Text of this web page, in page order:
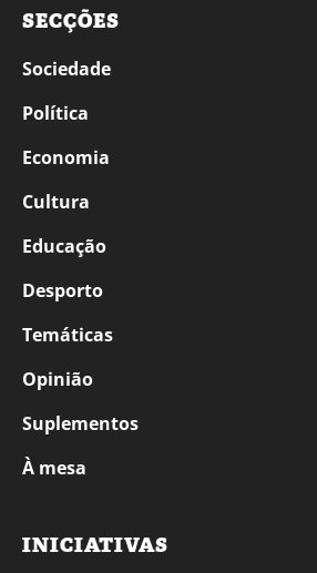
SECÇÕES
Sociedade
Política
Economia
Cultura
Educação
Desporto
Temáticas
Opinião
Suplementos
À mesa
INICIATIVAS